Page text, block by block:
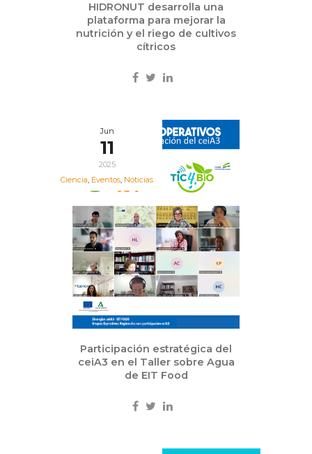
HIDRONUT desarrolla una
plataforma para mejorar la
nutrición y el riego de cultivos
cítricos
Jun
11
2025
Ciencia, Eventos, Noticias
Participación estratégica del
ceiA3 en el Taller sobre Agua
de EIT Food